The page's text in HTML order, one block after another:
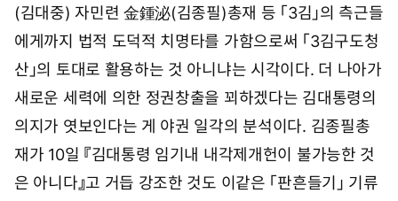
(김대중) 자민련 金鍾泌(김종필)총재 등 「3김」의 측근들
에게까지 법적 도덕적 치명타를 가함으로써 「3김구도청
산」의 토대로 활용하는 것 아니냐는 시각이다. 더 나아가
새로운 세력에 의한 정권창출을 꾀하겠다는 김대통령의
의지가 엿보인다는 게 야권 일각의 분석이다. 김종필총
재가 10일 『김대통령 임기내 내각제개헌이 불가능한 것
은 아니다』고 거듭 강조한 것도 이같은 「판흔들기」 기류